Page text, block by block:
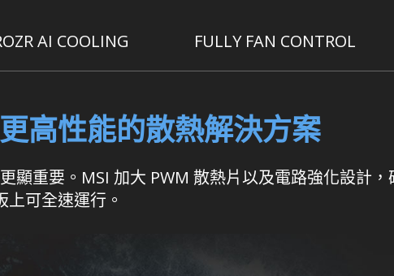
AI COOLING FULLY FAN CONTROL
高性能的散熱解決方案
重要。MSI 加大 PWM 散熱片以及電路強化設計
上可全速運行。